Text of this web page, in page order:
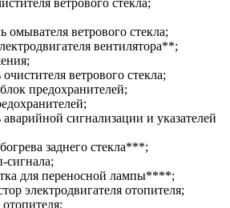
ветрового стекла;
омывателя ветрового стекла;
вентилятора**;
ветрового стекла;
предохранителей;
сигнализации и указателей
заднего стекла***;
сигнала;
для переносной лампы****;
электродвигателя отопителя;